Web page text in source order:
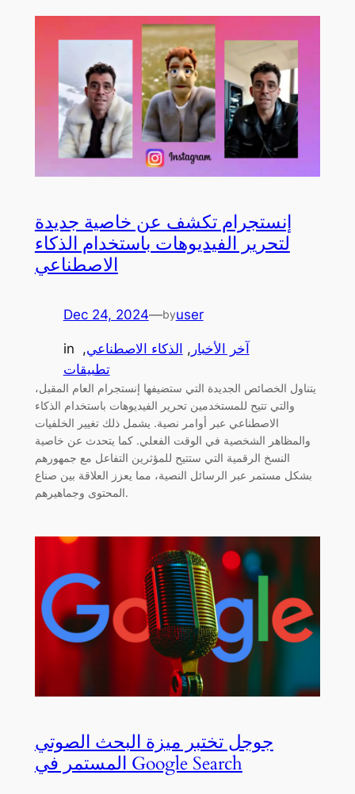
إنستجرام تكشف عن خاصية جديدة
لتحرير الفيديوهات باستخدام الذكاء
الاصطناعي
Dec 24, 2024—byuser
in آخر الأخبار , الذكاء الاصطناعي,
تطبيقات
يتناول الخصائص الجديدة التي ستضيفها إنستجرام العام المقبل،
والتي تتيح للمستخدمين تحرير الفيديوهات باستخدام الذكاء
الاصطناعي عبر أوامر نصية. يشمل ذلك تغيير الخلفيات
والمظاهر الشخصية في الوقت الفعلي. كما يتحدث عن خاصية
النسخ الرقمية التي ستتيح للمؤثرين التفاعل مع جمهورهم
بشكل مستمر عبر الرسائل النصية، مما يعزز العلاقة بين صناع
المحتوى وجماهيرهم.
جوجل تختبر ميزة البحث الصوتي
المستمر في Google Search